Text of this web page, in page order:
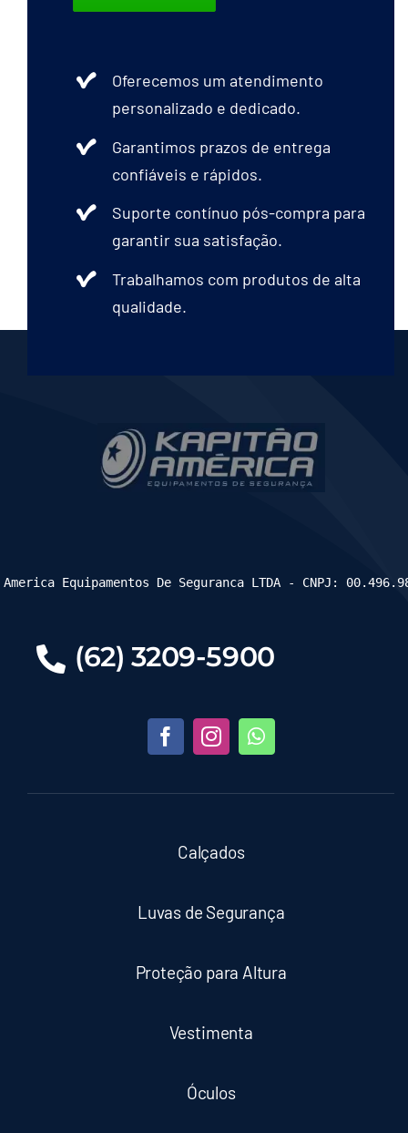
Oferecemos um atendimento
personalizado e dedicado.
Garantimos prazos de entrega
confiáveis e rápidos.
Suporte contínuo pós-compra para
garantir sua satisfação.
Trabalhamos com produtos de alta
qualidade.
(62) 3209-5900
Calçados
Luvas de Segurança
Proteção para Altura
Vestimenta
Óculos
Equipamentos De Seguranca LTDA - CNPJ: